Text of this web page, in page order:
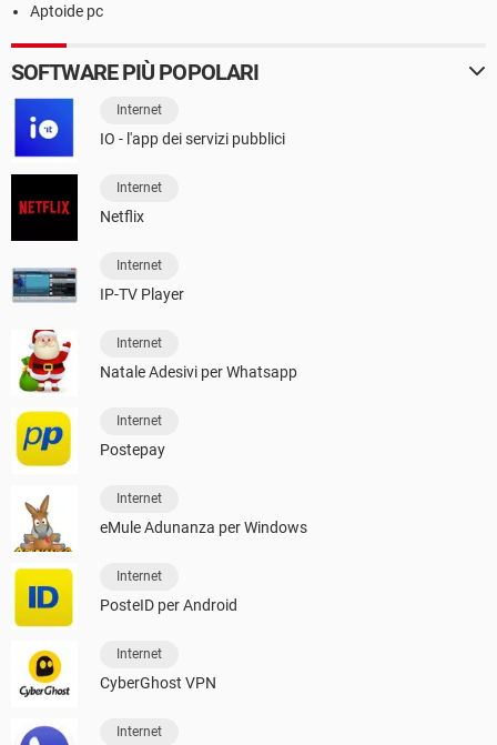
Aptoide pc
SOFTWARE PIÙ POPOLARI
Internet
IO - l'app dei servizi pubblici
Internet
Netflix
Internet
IP-TV Player
Internet
Natale Adesivi per Whatsapp
Internet
Postepay
Internet
eMule Adunanza per Windows
Internet
PosteID per Android
Internet
CyberGhost VPN
Internet